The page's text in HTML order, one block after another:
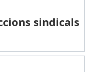
sindicals